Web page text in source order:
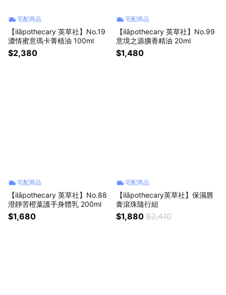
宅配商品
【ilāpothecary 英草社】No.19
濃情蜜意瑪卡菁植油 100ml
$2,380
宅配商品
【ilāpothecary 英草社】No.99
意境之源擴香精油 20ml
$1,480
宅配商品
【ilāpothecary 英草社】No.88
澄靜苦橙葉護手身體乳 200ml
$1,680
宅配商品
【ilāpothecary英草社】保濕唇
膏滾珠隨行組
$1,880 $2,410